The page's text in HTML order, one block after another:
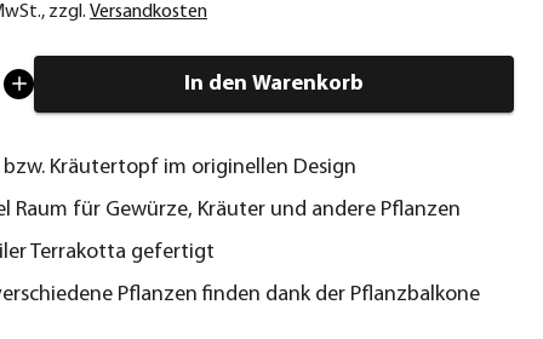
, zzgl. Versandkosten
In den Warenkorb
bzw. Kräutertopf im originellen Design
Raum für Gewürze, Kräuter und andere Pflanzen
Terrakotta gefertigt
Pflanzen finden dank der Pflanzbalkone